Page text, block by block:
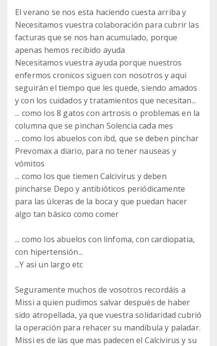
El verano se nos esta haciendo cuesta arriba y
Necesitamos vuestra colaboración para cubrir las
facturas que se nos han acumulado, porque
apenas hemos recibido ayuda
Necesitamos vuestra ayuda porque nuestros
enfermos cronicos siguen con nosotros y aqui
seguirán el tiempo que les quede, siendo amados
y con los cuidados y tratamientos que necesitan...
... como los 8 gatos con artrosis o problemas en la
columna que se pinchan Solencia cada mes
... como los abuelos con ibd, que se deben pinchar
Prevomax a diario, para no tener nauseas y
vómitos
... como los que tiemen Calcivirus y deben
pincharse Depo y antibióticos periódicamente
para las úlceras de la boca y que puedan hacer
algo tan básico como comer
... como los abuelos con linfoma, con cardiopatia,
con hipertensión...
...Y asi un largo etc
Seguramente muchos de vosotros recordáis a
Missi a quien pudimos salvar después de haber
sido atropellada, ya que vuestra solidaridad cubrió
la operación para rehacer su mandíbula y paladar.
Missi es de las que mas padecen el Calcivirus y su